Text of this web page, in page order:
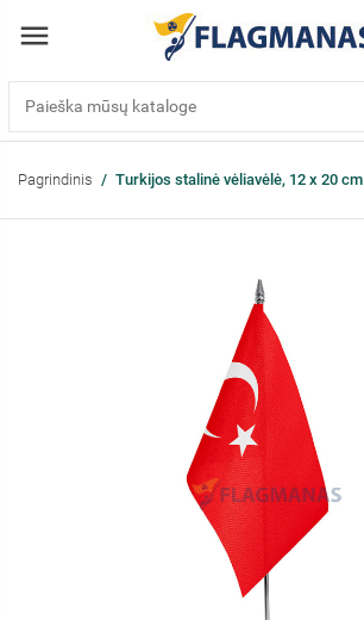
Pagrindinis Turkijos stalinė vėliavėlė, 12 x 20 cm